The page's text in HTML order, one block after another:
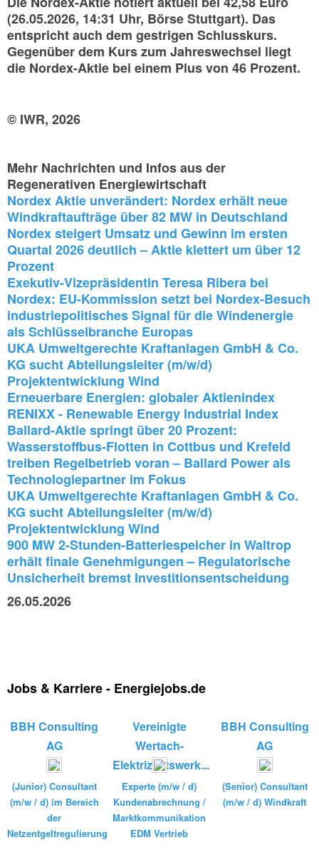
(26.05.2026, 14:31 Uhr, Börse Stuttgart). Das
entspricht auch dem gestrigen Schlusskurs.
Gegenüber dem Kurs zum Jahreswechsel liegt
die Nordex-Aktie bei einem Plus von 46 Prozent.
© IWR, 2026
Mehr Nachrichten und Infos aus der
Regenerativen Energiewirtschaft
Nordex Aktie unverändert: Nordex erhält neue
Windkraftaufträge über 82 MW in Deutschland
Nordex steigert Umsatz und Gewinn im ersten
Quartal 2026 deutlich – Aktie klettert um über 12
Prozent
Exekutiv-Vizepräsidentin Teresa Ribera bei
Nordex: EU-Kommission setzt bei Nordex-Besuch
industriepolitisches Signal für die Windenergie
als Schlüsselbranche Europas
UKA Umweltgerechte Kraftanlagen GmbH & Co.
KG sucht Abteilungsleiter (m/w/d)
Projektentwicklung Wind
Erneuerbare Energien: globaler Aktienindex
RENIXX - Renewable Energy Industrial Index
Ballard-Aktie springt über 20 Prozent:
Wasserstoffbus-Flotten in Cottbus und Krefeld
treiben Regelbetrieb voran – Ballard Power als
Technologiepartner im Fokus
UKA Umweltgerechte Kraftanlagen GmbH & Co.
KG sucht Abteilungsleiter (m/w/d)
Projektentwicklung Wind
900 MW 2-Stunden-Batteriespeicher in Waltrop
erhält finale Genehmigungen – Regulatorische
Unsicherheit bremst Investitionsentscheidung
26.05.2026
Jobs & Karriere - Energiejobs.de
BBH Consulting
AG
(Junior) Consultant
(m/w / d) im Bereich
der
Netzentgeltregulierung
Vereinigte
Wertach-
Elektrizitätswerk...
Experte (m/w / d)
Kundenabrechnung /
Marktkommunikation
EDM Vertrieb
BBH Consulting
AG
(Senior) Consultant
(m/w / d) Windkraft